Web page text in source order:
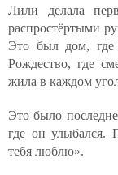
Лили делала
распростёртыми
Это был дом,
Рождество, где
жила в каждом
Это было
где он улыбался.
тебя люблю».